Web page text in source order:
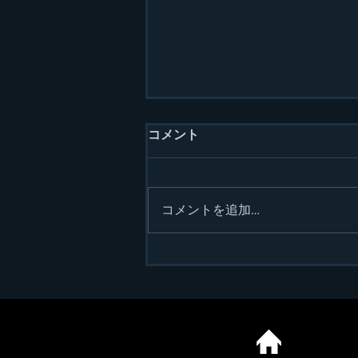
2025年のスタート
コメント
コメントを追加…